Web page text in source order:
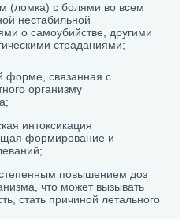
(ломка) с болями во всем
нестабильной
о самоубийстве, другими
страданиями;
форме, связанная с
организму
интоксикация
формирование и
повышением доз
что может вызывать
стать причиной летального